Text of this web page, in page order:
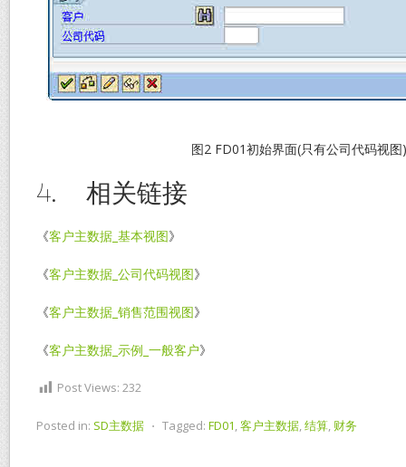
图2 FD01初始界面(只有公司代码视图)
4. 相关链接
《客户主数据_基本视图》
《客户主数据_公司代码视图》
《客户主数据_销售范围视图》
《客户主数据_示例_一般客户》
Post Views: 232
Posted in: SD主数据 ⋅ Tagged: FD01 客户主数据 结算 财务